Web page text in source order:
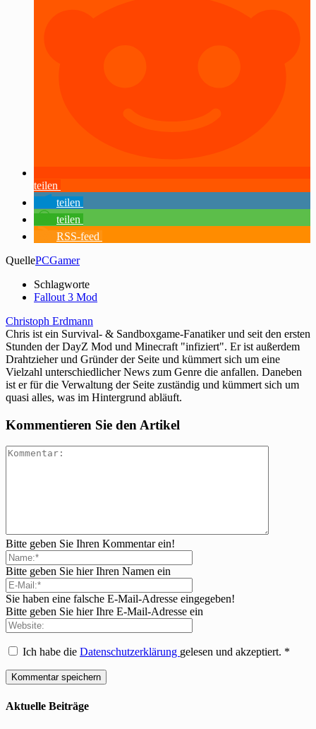
teilen
teilen
teilen
RSS-feed
QuellePCGamer
Schlagworte
Fallout 3 Mod
Christoph Erdmann
Chris ist ein Survival- & Sandboxgame-Fanatiker und seit den ersten
Stunden der DayZ Mod und Minecraft "infiziert". Er ist außerdem
Drahtzieher und Gründer der Seite und kümmert sich um eine
Vielzahl unterschiedlicher News zum Genre die anfallen. Daneben
ist er für die Verwaltung der Seite zuständig und kümmert sich um
quasi alles, was im Hintergrund abläuft.
Kommentieren Sie den Artikel
Bitte geben Sie Ihren Kommentar ein!
Bitte geben Sie hier Ihren Namen ein
Sie haben eine falsche E-Mail-Adresse eingegeben!
Bitte geben Sie hier Ihre E-Mail-Adresse ein
Ich habe die Datenschutzerklärung gelesen und akzeptiert. *
Aktuelle Beiträge